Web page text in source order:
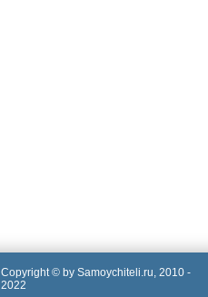
Copyright © by Samoychiteli.ru, 2010 -
2022